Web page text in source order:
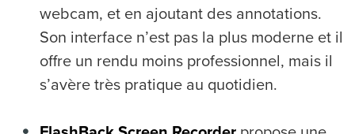
webcam, et en ajoutant des annotations.
Son interface n’est pas la plus moderne et il
offre un rendu moins professionnel, mais il
s’avère très pratique au quotidien.